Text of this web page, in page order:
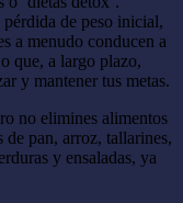
de peso inicial,
a menudo conducen a
que, a largo plazo,
y mantener tus metas.
no elimines alimentos
de pan, arroz, tallarines,
y ensaladas, ya